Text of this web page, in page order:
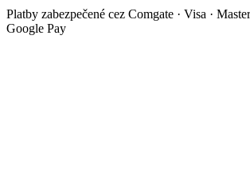
Platby zabezpečené cez Comgate · Visa ·
Google Pay